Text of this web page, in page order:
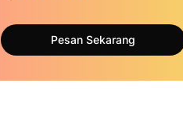
Pesan Sekarang